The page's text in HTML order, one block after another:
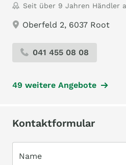
Seit über 9 Jahren Händler
Oberfeld 2, 6037 Root
041 455 08 08
49 weitere Angebote
Kontaktformular
Name